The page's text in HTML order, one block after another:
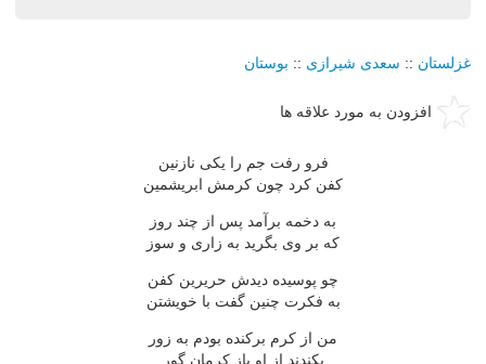
غزلستان :: سعدی شیرازی :: بوستان
افزودن به مورد علاقه ها
فرو رفت جم را يكى نازنين
كفن كرد چون كرمش ابريشمين
به دخمه برآمد پس از چند روز
كه بر وى بگريد به زارى و سوز
چو پوسيده ديدش حريرين كفن
به فكرت چنين گفت با خويشتن
من از كرم بركنده بودم به زور
بكندند از او باز كرمان گور